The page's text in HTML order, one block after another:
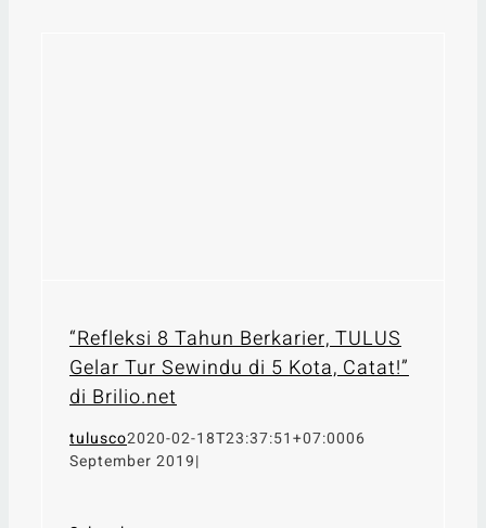
“Refleksi 8 Tahun Berkarier, TULUS
Gelar Tur Sewindu di 5 Kota, Catat!”
di Brilio.net
tulusco2020-02-18T23:37:51+07:0006
September 2019|